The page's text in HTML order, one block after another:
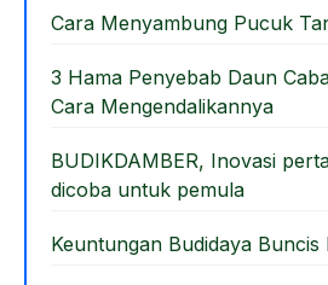
o
o
k
o
n
Cara Menyambung Pucuk
3 Hama Penyebab Daun
Cara Mengendalikannya
BUDIKDAMBER, Inovasi
dicoba untuk pemula
Keuntungan Budidaya Buncis